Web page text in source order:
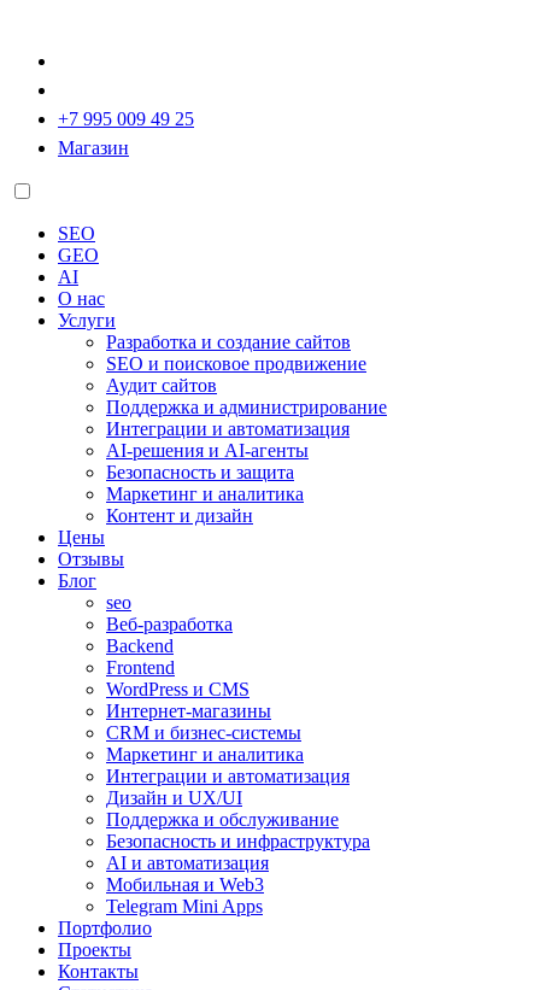
+7 995 009 49 25
Магазин
SEO
GEO
AI
О нас
Услуги
Разработка и создание сайтов
SEO и поисковое продвижение
Аудит сайтов
Поддержка и администрирование
Интеграции и автоматизация
AI-решения и AI-агенты
Безопасность и защита
Маркетинг и аналитика
Контент и дизайн
Цены
Отзывы
Блог
seo
Веб-разработка
Backend
Frontend
WordPress и CMS
Интернет-магазины
CRM и бизнес-системы
Маркетинг и аналитика
Интеграции и автоматизация
Дизайн и UX/UI
Поддержка и обслуживание
Безопасность и инфраструктура
AI и автоматизация
Мобильная и Web3
Telegram Mini Apps
Портфолио
Проекты
Контакты